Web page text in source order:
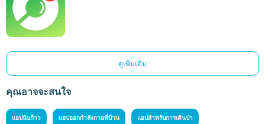
ดูเพิ่มเติม
คุณอาจจะสนใจ
แอปนับก้าว แอปออกกำลังกายที่บ้าน แอปสำหรับการเดินป่า